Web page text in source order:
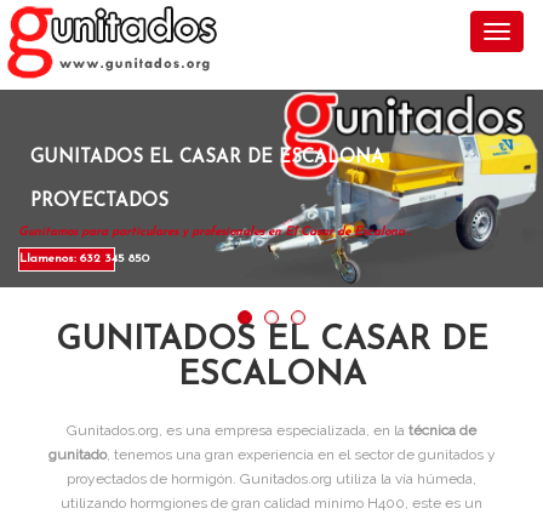
GUNITADOS EL CASAR DE ESCALONA
PROYECTADOS
Gunitamos para particulares y profesionales en El Casar de Escalona .
Llamenos: 632 345 850
GUNITADOS EL CASAR DE
ESCALONA
Gunitados.org, es una empresa especializada, en la técnica de
gunitado, tenemos una gran experiencia en el sector de gunitados y
proyectados de hormigón. Gunitados.org utiliza la vía húmeda,
utilizando hormgiones de gran calidad mínimo H400, este es un